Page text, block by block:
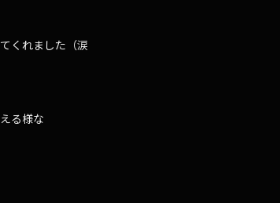
くれました（涙
る様な